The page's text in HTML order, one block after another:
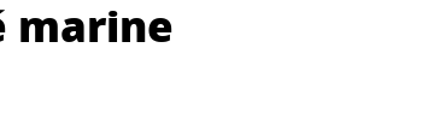
marine